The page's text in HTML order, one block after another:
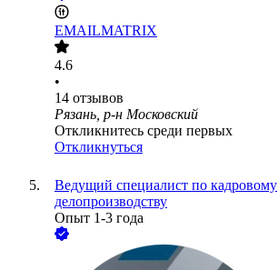
EMAILMATRIX
4.6
•
14 отзывов
Рязань, р-н Московский
Откликнитесь среди первых
Откликнуться
Ведущий специалист по кадровому
делопроизводству
Опыт 1-3 года